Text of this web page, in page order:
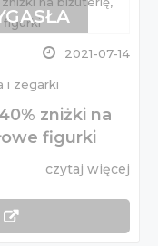
2021-07-14
i zegarki
zniżki na
figurki
czytaj więcej